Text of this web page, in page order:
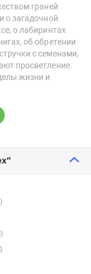
граней
о загадочной
о лабиринтах
об обретении
с семенами,
просветление.
жизни и